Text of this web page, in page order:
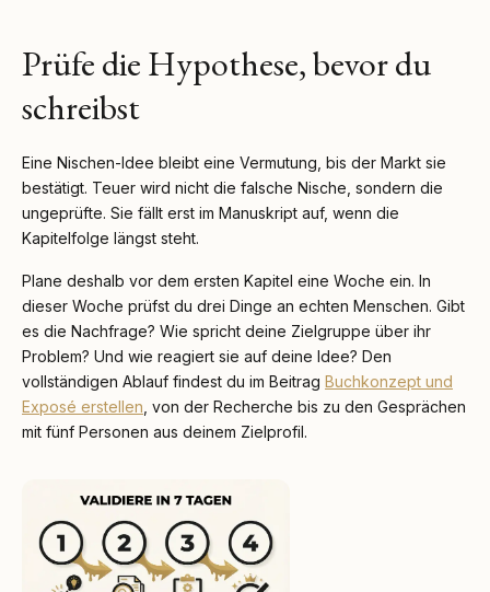
Prüfe die Hypothese, bevor du
schreibst
Eine Nischen-Idee bleibt eine Vermutung, bis der Markt sie
bestätigt. Teuer wird nicht die falsche Nische, sondern die
ungeprüfte. Sie fällt erst im Manuskript auf, wenn die
Kapitelfolge längst steht.
Plane deshalb vor dem ersten Kapitel eine Woche ein. In
dieser Woche prüfst du drei Dinge an echten Menschen. Gibt
es die Nachfrage? Wie spricht deine Zielgruppe über ihr
Problem? Und wie reagiert sie auf deine Idee? Den
vollständigen Ablauf findest du im Beitrag Buchkonzept und
Exposé erstellen , von der Recherche bis zu den Gesprächen
mit fünf Personen aus deinem Zielprofil.